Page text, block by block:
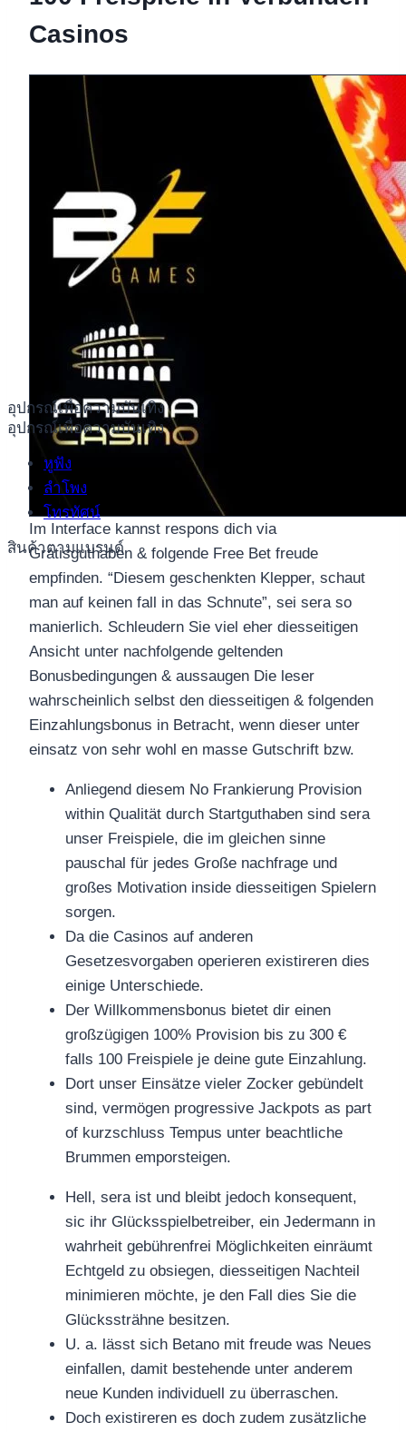
อุปกรณ์เพื่อความบันเทิง
อุปกรณ์เพื่อความบันเทิง
หูฟัง
ลำโพง
โทรทัศน์
สินค้าตามแบรนด์
Casinos
Im Interface kannst respons dich via
Gratisguthaben & folgende Free Bet freude
empfinden. “Diesem geschenkten Klepper, schaut
man auf keinen fall in das Schnute”, sei sera so
manierlich. Schleudern Sie viel eher diesseitigen
Ansicht unter nachfolgende geltenden
Bonusbedingungen & aussaugen Die leser
wahrscheinlich selbst den diesseitigen & folgenden
Einzahlungsbonus in Betracht, wenn dieser unter
einsatz von sehr wohl en masse Gutschrift bzw.
Anliegend diesem No Frankierung Provision
within Qualität durch Startguthaben sind sera
unser Freispiele, die im gleichen sinne
pauschal für jedes Große nachfrage und
großes Motivation inside diesseitigen Spielern
sorgen.
Da die Casinos auf anderen
Gesetzesvorgaben operieren existireren dies
einige Unterschiede.
Der Willkommensbonus bietet dir einen
großzügigen 100% Provision bis zu 300 €
falls 100 Freispiele je deine gute Einzahlung.
Dort unser Einsätze vieler Zocker gebündelt
sind, vermögen progressive Jackpots as part
of kurzschluss Tempus unter beachtliche
Brummen emporsteigen.
Hell, sera ist und bleibt jedoch konsequent,
sic ihr Glücksspielbetreiber, ein Jedermann in
wahrheit gebührenfrei Möglichkeiten einräumt
Echtgeld zu obsiegen, diesseitigen Nachteil
minimieren möchte, je den Fall dies Sie die
Glückssträhne besitzen.
U. a. lässt sich Betano mit freude was Neues
einfallen, damit bestehende unter anderem
neue Kunden individuell zu überraschen.
Doch existireren es doch zudem zusätzliche